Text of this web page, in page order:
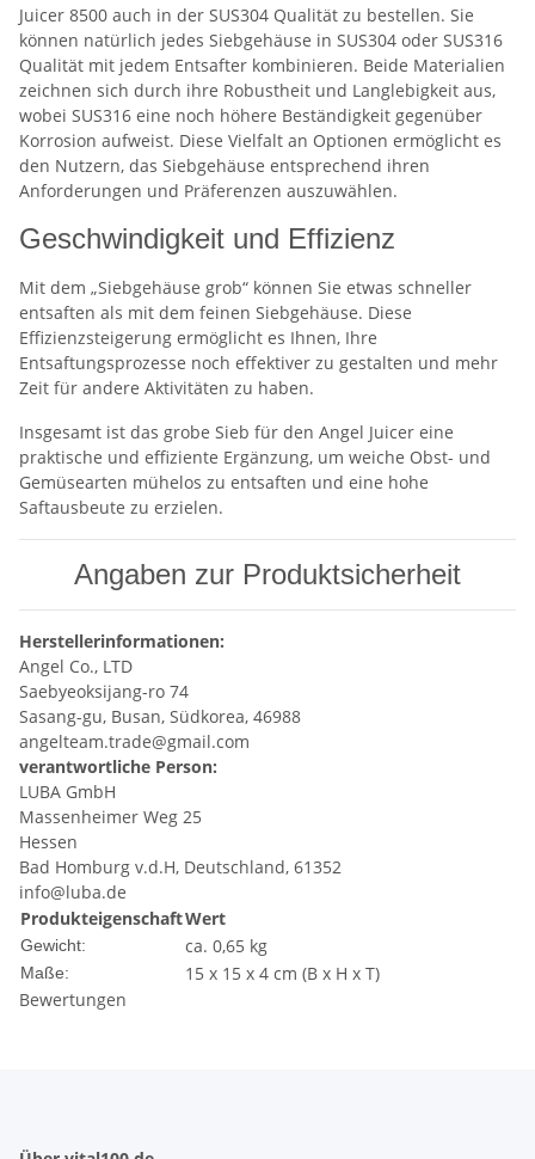
Juicer 8500 auch in der SUS304 Qualität zu bestellen. Sie
können natürlich jedes Siebgehäuse in SUS304 oder SUS316
Qualität mit jedem Entsafter kombinieren. Beide Materialien
zeichnen sich durch ihre Robustheit und Langlebigkeit aus,
wobei SUS316 eine noch höhere Beständigkeit gegenüber
Korrosion aufweist. Diese Vielfalt an Optionen ermöglicht es
den Nutzern, das Siebgehäuse entsprechend ihren
Anforderungen und Präferenzen auszuwählen.
Geschwindigkeit und Effizienz
Mit dem „Siebgehäuse grob“ können Sie etwas schneller
entsaften als mit dem feinen Siebgehäuse. Diese
Effizienzsteigerung ermöglicht es Ihnen, Ihre
Entsaftungsprozesse noch effektiver zu gestalten und mehr
Zeit für andere Aktivitäten zu haben.
Insgesamt ist das grobe Sieb für den Angel Juicer eine
praktische und effiziente Ergänzung, um weiche Obst- und
Gemüsearten mühelos zu entsaften und eine hohe
Saftausbeute zu erzielen.
Angaben zur Produktsicherheit
Herstellerinformationen:
Angel Co., LTD
Saebyeoksijang-ro 74
Sasang-gu, Busan, Südkorea, 46988
angelteam.trade@gmail.com
verantwortliche Person:
LUBA GmbH
Massenheimer Weg 25
Hessen
Bad Homburg v.d.H, Deutschland, 61352
info@luba.de
ProdukteigenschaftWert
Gewicht: ca. 0,65 kg
Maße:
15 x 15 x 4 cm (B x H x T)
Bewertungen